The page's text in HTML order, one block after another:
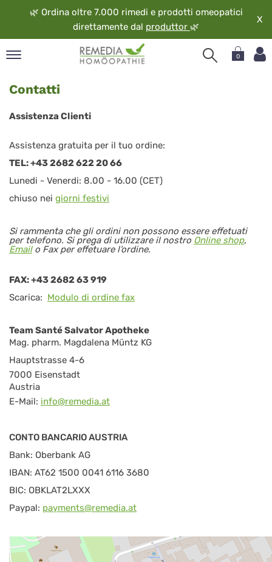
🌿 Ordina oltre 7.000 rimedi e prodotti omeopatici
direttamente dal produttor 🌿
X
0
Contatti
Assistenza Clienti
Assistenza gratuita per il tuo ordine:
TEL: +43 2682 622 20 66
Lunedi - Venerdi: 8.00 - 16.00 (CET)
chiuso nei giorni festivi
Si rammenta che gli ordini non possono essere effetuati
per telefono. Si prega di utilizzare il nostro Online shop,
Emailo Fax per effetuare l’ordine.
FAX:+43 2682 63 919
Scarica: Modulo di ordine fax
Team Santé Salvator Apotheke
Mag. pharm. Magdalena Müntz KG
Hauptstrasse 4-6
7000 Eisenstadt
Austria
E-Mail: info@remedia.at
CONTO BANCARIO AUSTRIA
Bank: Oberbank AG
IBAN: AT62 1500 0041 6116 3680
BIC: OBKLAT2LXXX
Paypal: payments@remedia.at